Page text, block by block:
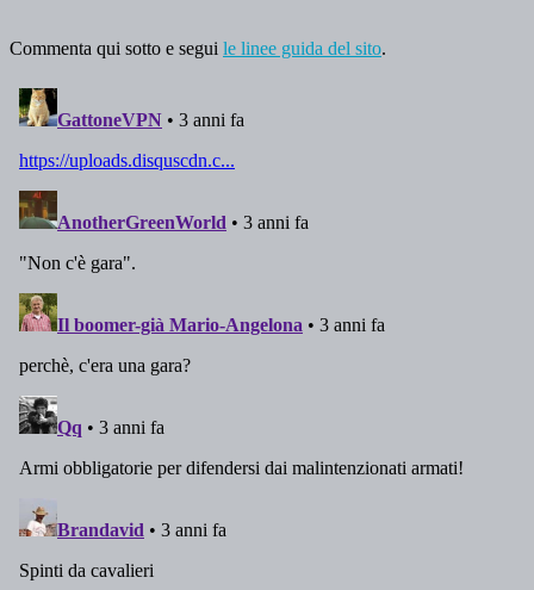
Commenta qui sotto e segui le linee guida del sito.